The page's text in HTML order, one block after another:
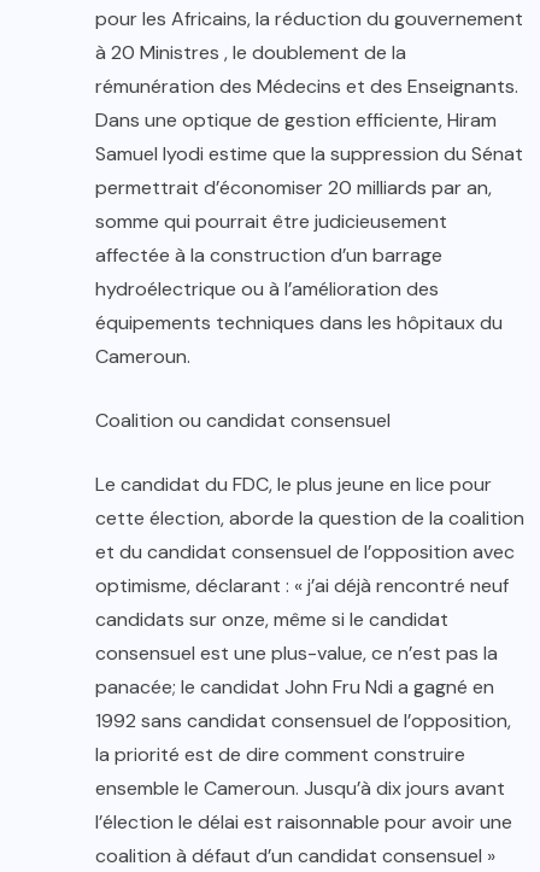
pour les Africains, la réduction du gouvernement
à 20 Ministres , le doublement de la
rémunération des Médecins et des Enseignants.
Dans une optique de gestion efficiente, Hiram
Samuel Iyodi estime que la suppression du Sénat
permettrait d’économiser 20 milliards par an,
somme qui pourrait être judicieusement
affectée à la construction d’un barrage
hydroélectrique ou à l’amélioration des
équipements techniques dans les hôpitaux du
Cameroun.
Coalition ou candidat consensuel
Le candidat du FDC, le plus jeune en lice pour
cette élection, aborde la question de la coalition
et du candidat consensuel de l’opposition avec
optimisme, déclarant : « j’ai déjà rencontré neuf
candidats sur onze, même si le candidat
consensuel est une plus-value, ce n’est pas la
panacée; le candidat John Fru Ndi a gagné en
1992 sans candidat consensuel de l’opposition,
la priorité est de dire comment construire
ensemble le Cameroun. Jusqu’à dix jours avant
l’élection le délai est raisonnable pour avoir une
coalition à défaut d’un candidat consensuel »